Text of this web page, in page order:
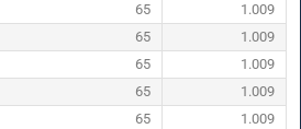
65
1.009
65
1.009
65
1.009
65
1.009
65
1.009